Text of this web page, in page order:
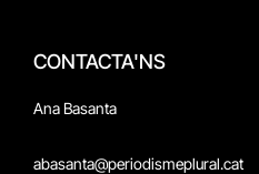
CONTACTA'NS
Ana Basanta
abasanta@periodismeplural.cat